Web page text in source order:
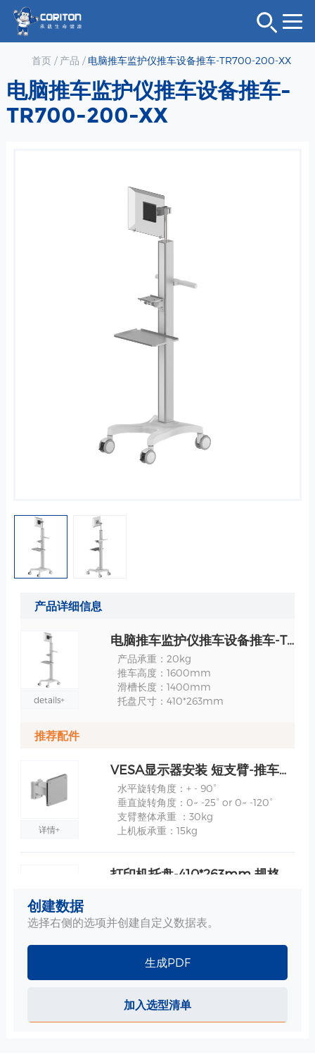
首页/ 产品 / 电脑推车监护仪推车设备推车-TR700-200-XX
电脑推车监护仪推车设备推车-
TR700-200-XX
产品详细信息
details+
电脑推车监护仪推车设备推车-TR700-200-XX 规格
产品承重：20kg
推车高度：1600mm
滑槽长度：1400mm
托盘尺寸：410*263mm
推荐配件
详情+
VESA显示器安装 短支臂-推车上安装/麻醉机上安装 规格
水平旋转角度：+ - 90°
垂直旋转角度：0~ -25° or 0~ -120°
支臂整体承重 ：30kg
上机板承重：15kg
打印机托盘-410*263mm 规格
把手 规格
材质 : 钢板、ABS/PC
创建数据
选择右侧的选项并创建自定义数据表。
生成PDF
加入选型清单